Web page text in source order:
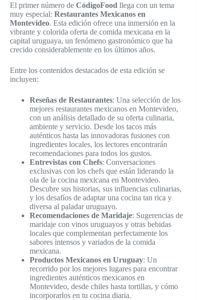
El primer número de CódigoFood llega con un tema
muy especial: Restaurantes Mexicanos en
Montevideo. Esta edición ofrece una inmersión en la
vibrante y colorida oferta de comida mexicana en la
capital uruguaya, un fenómeno gastronómico que ha
crecido considerablemente en los últimos años.
Entre los contenidos destacados de esta edición se
incluyen:
Reseñas de Restaurantes: Una selección de los
mejores restaurantes mexicanos en Montevideo,
con un análisis detallado de su oferta culinaria,
ambiente y servicio. Desde los tacos más
auténticos hasta las innovadoras fusiones con
ingredientes locales, los lectores encontrarán
recomendaciones para todos los gustos.
Entrevistas con Chefs: Conversaciones
exclusivas con los chefs que están liderando la
ola de la cocina mexicana en Montevideo.
Descubre sus historias, sus influencias culinarias,
y los desafíos de adaptar una cocina tan rica y
diversa al paladar uruguayo.
Recomendaciones de Maridaje: Sugerencias de
maridaje con vinos uruguayos y otras bebidas
locales que complementan perfectamente los
sabores intensos y variados de la comida
mexicana.
Productos Mexicanos en Uruguay: Un
recorrido por los mejores lugares para encontrar
ingredientes auténticos mexicanos en
Montevideo, desde chiles hasta tortillas, y cómo
incorporarlos en tu cocina diaria.